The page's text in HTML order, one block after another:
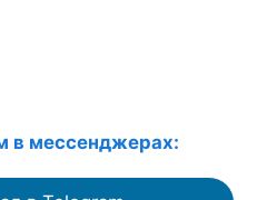
в мессенджерах: